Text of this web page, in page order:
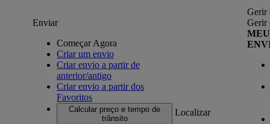
Enviar
Começar Agora
Criar um envio
Criar envio a partir de
anterior/antigo
Criar envio a partir dos
Favoritos
Calcular preço e tempo de
trânsito
Localizar
Gerir
Gerir